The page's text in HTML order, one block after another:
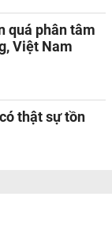
quá phân tâm
Việt Nam
thật sự tồn